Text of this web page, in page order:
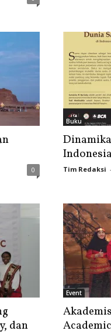
0
Buku
Indonesia
Tim Redaksi -
dan
Event